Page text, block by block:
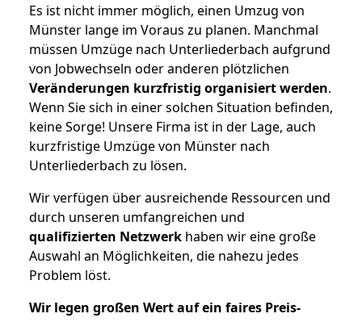
Es ist nicht immer möglich, einen Umzug von
Münster lange im Voraus zu planen. Manchmal
müssen Umzüge nach Unterliederbach aufgrund
von Jobwechseln oder anderen plötzlichen
Veränderungen kurzfristig organisiert werden.
Wenn Sie sich in einer solchen Situation befinden,
keine Sorge! Unsere Firma ist in der Lage, auch
kurzfristige Umzüge von Münster nach
Unterliederbach zu lösen.
Wir verfügen über ausreichende Ressourcen und
durch unseren umfangreichen und
qualifizierten Netzwerk haben wir eine große
Auswahl an Möglichkeiten, die nahezu jedes
Problem löst.
Wir legen großen Wert auf ein faires Preis-